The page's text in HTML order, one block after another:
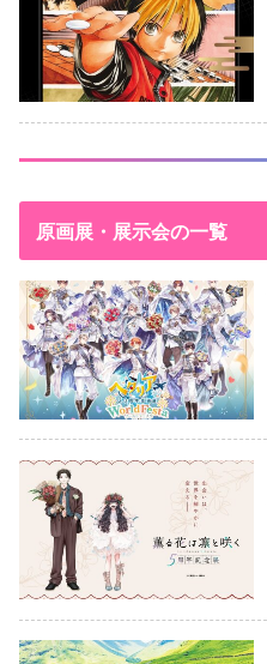
原画展・展示会の一覧